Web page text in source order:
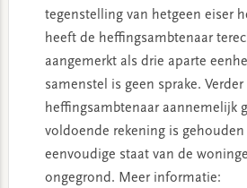
tegenstelling van hetgeen eiser
heeft de heffingsambtenaar
aangemerkt als drie aparte
samenstel is geen sprake.
heffingsambtenaar aannemelijk
voldoende rekening is
eenvoudige staat van de
ongegrond. Meer informatie: